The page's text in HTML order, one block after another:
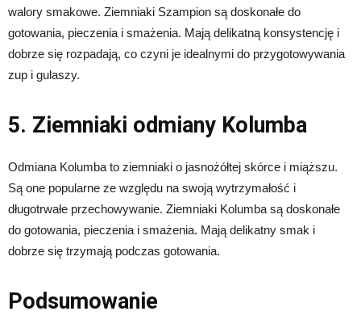
walory smakowe. Ziemniaki Szampion są doskonałe do
gotowania, pieczenia i smażenia. Mają delikatną konsystencję i
dobrze się rozpadają, co czyni je idealnymi do przygotowywania
zup i gulaszy.
5. Ziemniaki odmiany Kolumba
Odmiana Kolumba to ziemniaki o jasnożółtej skórce i miąższu.
Są one popularne ze względu na swoją wytrzymałość i
długotrwałe przechowywanie. Ziemniaki Kolumba są doskonałe
do gotowania, pieczenia i smażenia. Mają delikatny smak i
dobrze się trzymają podczas gotowania.
Podsumowanie